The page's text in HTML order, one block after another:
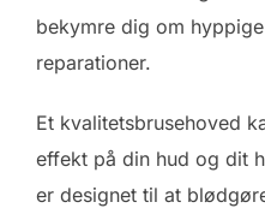
bekymre dig om
reparationer.
Et kvalitetsbrusehoved
effekt på din hud og dit
er designet til at